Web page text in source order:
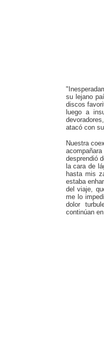
su lejano
discos
luego a
atacó con
Nuestra
desprendió
la cara de
hasta mis
estaba
del viaje,
me lo
dolor
continúan